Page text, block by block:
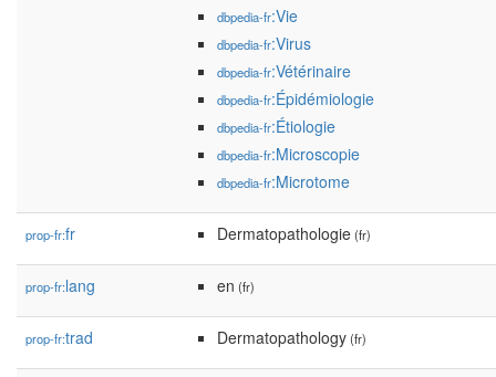
dbpedia-fr:Vie
dbpedia-fr:Virus
dbpedia-fr:Vétérinaire
dbpedia-fr:Épidémiologie
dbpedia-fr:Étiologie
dbpedia-fr:Microscopie
dbpedia-fr:Microtome
prop-fr:fr Dermatopathologie(fr)
prop-fr:lang en (fr)
prop-fr:trad Dermatopathology(fr)